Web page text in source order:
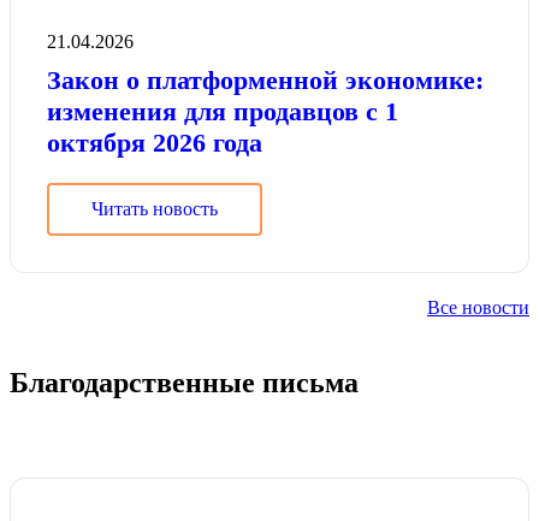
21.04.2026
Закон о платформенной экономике:
изменения для продавцов с 1
октября 2026 года
Читать новость
Все новости
Благодарственные письма